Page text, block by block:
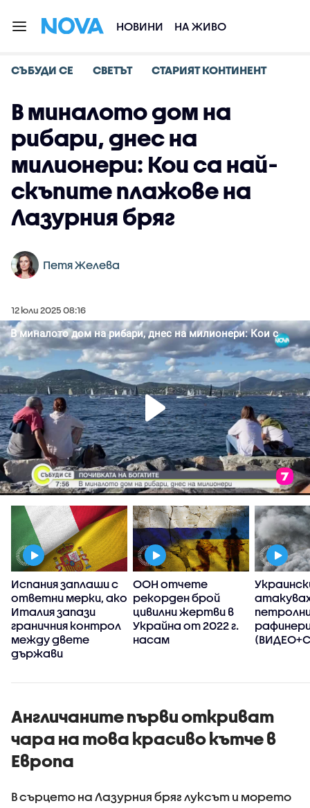
НОВИНИ НА ЖИВО
СЪБУДИ СЕ СВЕТЪТ СТАРИЯТ КОНТИНЕНТ
В миналото дом на
рибари, днес на
милионери: Кои са най-
скъпите плажове на
Лазурния бряг
Петя Желева
12 юли 2025 08:16
Испания заплаши с
ответни мерки, ако
Италия запази
граничния контрол
между двете
държави
ООН отчете
рекорден брой
цивилни жертви в
Украйна от 2022 г.
насам
Англичаните първи откриват
чара на това красиво кътче в
Европа
В сърцето на Лазурния бряг луксът и морето